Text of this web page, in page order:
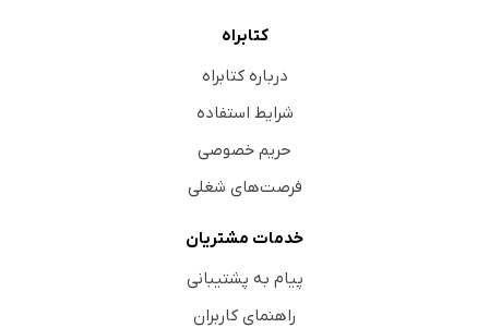
کتابراه
درباره کتابراه
شرایط استفاده
حریم خصوصی
فرصت‌های شغلی
خدمات مشتریان
پیام به پشتیبانی
راهنمای کاربران